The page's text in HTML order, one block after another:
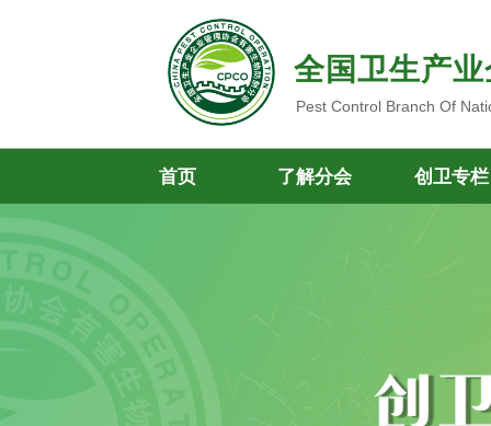
全国卫生产
Pest Control Branch Of
首页 了解分会 创卫专栏